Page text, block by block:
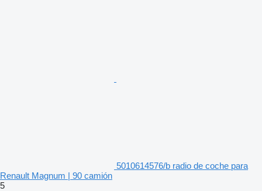
5010614576/b radio de coche para
Renault Magnum | 90 camión
5